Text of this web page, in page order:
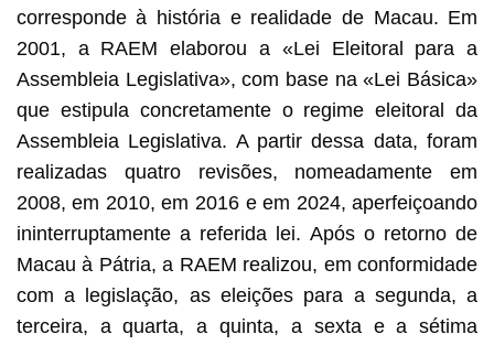
corresponde à história e realidade de Macau. Em
2001, a RAEM elaborou a «Lei Eleitoral para a
Assembleia Legislativa», com base na «Lei Básica»
que estipula concretamente o regime eleitoral da
Assembleia Legislativa. A partir dessa data, foram
realizadas quatro revisões, nomeadamente em
2008, em 2010, em 2016 e em 2024, aperfeiçoando
ininterruptamente a referida lei. Após o retorno de
Macau à Pátria, a RAEM realizou, em conformidade
com a legislação, as eleições para a segunda, a
terceira, a quarta, a quinta, a sexta e a sétima